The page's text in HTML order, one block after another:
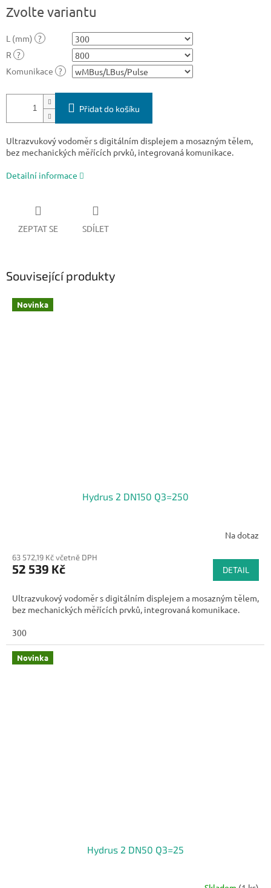
cena:
Zvolte variantu
L (mm) ?
R ?
Komunikace ?
Přidat do košíku
Ultrazvukový vodoměr s digitálním displejem a mosazným tělem,
bez mechanických měřících prvků, integrovaná komunikace.
Detailní informace
ZEPTAT SE SDÍLET
Související produkty
Novinka
Hydrus 2 DN150 Q3=250
Na dotaz
63 572,19 Kč včetně DPH
52 539 Kč DETAIL
Ultrazvukový vodoměr s digitálním displejem a mosazným tělem,
bez mechanických měřících prvků, integrovaná komunikace.
300
Novinka
Hydrus 2 DN50 Q3=25